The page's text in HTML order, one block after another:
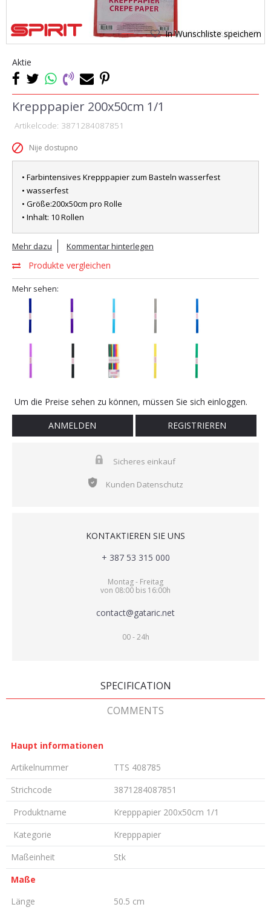
1 2 In Wunschliste speichern
Aktie
Krepppapier 200x50cm 1/1
Artikelcode: 3871284087851
Nije dostupno
• Farbintensives Krepppapier zum Basteln wasserfest
• wasserfest
• Größe:200x50cm pro Rolle
• Inhalt: 10 Rollen
Mehr dazu Kommentar hinterlegen
Produkte vergleichen
Mehr sehen:
Um die Preise sehen zu können, müssen Sie sich einloggen.
ANMELDEN REGISTRIEREN
Sicheres einkauf
Kunden Datenschutz
KONTAKTIEREN SIE UNS
+ 387 53 315 000
Montag - Freitag
von 08:00 bis 16:00h
contact@gataric.net
00 - 24h
SPECIFICATION
COMMENTS
Haupt informationen
Artikelnummer
TTS 408785
Strichcode
3871284087851
Produktname
Krepppapier 200x50cm 1/1
Kategorie
Krepppapier
Maßeinheit
Stk
Maße
Länge
50.5 cm